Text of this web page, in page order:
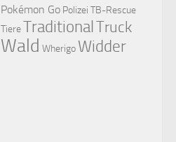
Pokémon Go Polizei TB-Rescue
TiereTraditional Truck
Wald Wherigo Widder